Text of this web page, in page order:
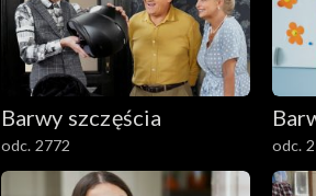
Barwy szczęścia
odc. 2772 odc.